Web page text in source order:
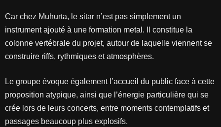
Car chez Muhurta, le sitar n’est pas simplement un
instrument ajouté à une formation metal. Il constitue la
colonne vertébrale du projet, autour de laquelle viennent se
construire riffs, rythmiques et atmosphères.
Le groupe évoque également l’accueil du public face à cette
proposition atypique, ainsi que l’énergie particulière qui se
crée lors de leurs concerts, entre moments contemplatifs et
passages beaucoup plus explosifs.